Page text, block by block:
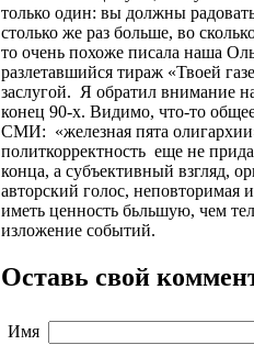
только один: вы должны
столько же раз больше, во
то очень похоже писала наша
разлетавшийся тираж «Твоей
заслугой. Я обратил внимание
конец 90-х. Видимо, что-то
СМИ: «железная пята
политкорректность еще не
конца, а субъективный взгляд,
авторский голос, неповторимая
иметь ценность бьльшую, чем
изложение событий.
Оставь свой
Имя